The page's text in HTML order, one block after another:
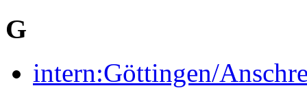
G
intern:Göttingen/